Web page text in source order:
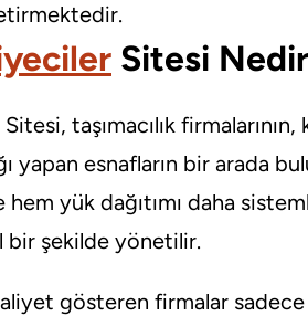
Sitesi
taşımacılık
yapan esnafların bir arada
yük dağıtımı daha
bir şekilde yönetilir.
gösteren firmalar